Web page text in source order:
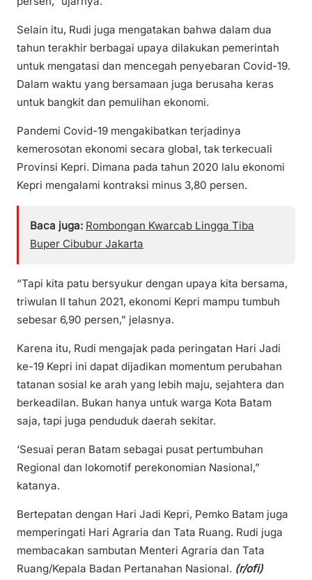
Selain itu, Rudi juga mengatakan bahwa dalam dua
tahun terakhir berbagai upaya dilakukan pemerintah
untuk mengatasi dan mencegah penyebaran Covid-19.
Dalam waktu yang bersamaan juga berusaha keras
untuk bangkit dan pemulihan ekonomi.
Pandemi Covid-19 mengakibatkan terjadinya
kemerosotan ekonomi secara global, tak terkecuali
Provinsi Kepri. Dimana pada tahun 2020 lalu ekonomi
Kepri mengalami kontraksi minus 3,80 persen.
Baca juga: Rombongan Kwarcab Lingga Tiba
Buper Cibubur Jakarta
“Tapi kita patu bersyukur dengan upaya kita bersama,
triwulan II tahun 2021, ekonomi Kepri mampu tumbuh
sebesar 6,90 persen,” jelasnya.
Karena itu, Rudi mengajak pada peringatan Hari Jadi
ke-19 Kepri ini dapat dijadikan momentum perubahan
tatanan sosial ke arah yang lebih maju, sejahtera dan
berkeadilan. Bukan hanya untuk warga Kota Batam
saja, tapi juga penduduk daerah sekitar.
‘Sesuai peran Batam sebagai pusat pertumbuhan
Regional dan lokomotif perekonomian Nasional,”
katanya.
Bertepatan dengan Hari Jadi Kepri, Pemko Batam juga
memperingati Hari Agraria dan Tata Ruang. Rudi juga
membacakan sambutan Menteri Agraria dan Tata
Ruang/Kepala Badan Pertanahan Nasional. (r/ofi)